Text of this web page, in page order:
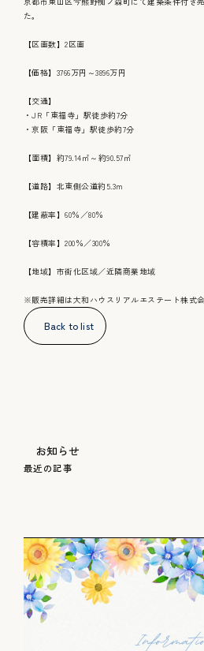
施工事例
採用情報
た。
【区画数】2区画
【価格】3766万円～3896万円
【交通】
・JR「東福寺」駅徒歩約7分
・京阪「東福寺」駅徒歩約7分
【面積】約79.14㎡～約90.57㎡
【道路】北東側公道約5.3m
【建蔽率】60％／80％
【容積率】200％／300％
【地域】市街化区域／近隣商業地域
※販売詳細は大和ハウスリアルエステート株式
Back to list
お知らせ
最近の記事